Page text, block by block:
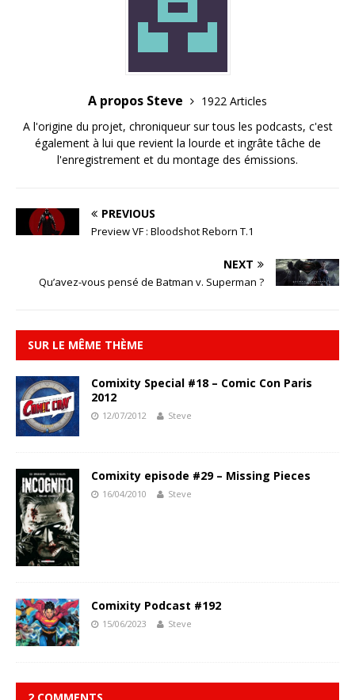
A propos Steve
1922 Articles
A l'origine du projet, chroniqueur sur tous les podcasts, c'est
également à lui que revient la lourde et ingrâte tâche de
l'enregistrement et du montage des émissions.
PREVIOUS
Preview VF : Bloodshot Reborn T.1
NEXT
Qu’avez-vous pensé de Batman v. Superman ?
SUR LE MÊME THÈME
Comixity Special #18 – Comic Con Paris
2012
12/07/2012 Steve
Comixity episode #29 – Missing Pieces
16/04/2010 Steve
Comixity Podcast #192
15/06/2023 Steve